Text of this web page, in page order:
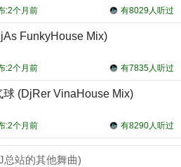
有8029人听过
:2个月前
FunkyHouse Mix)
有7835人听过
:2个月前
球 (DjRer VinaHouse Mix)
有8290人听过
:2个月前
总站的其他舞曲)